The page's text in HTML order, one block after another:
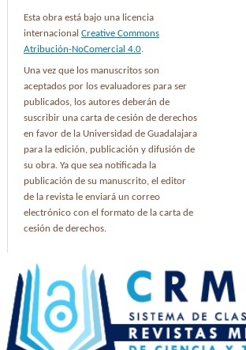
Esta obra está bajo una licencia
internacional Creative Commons
Atribución-NoComercial 4.0.
Una vez que los manuscritos son
aceptados por los evaluadores para ser
publicados, los autores deberán de
suscribir una carta de cesión de derechos
en favor de la Universidad de Guadalajara
para la edición, publicación y difusión de
su obra. Ya que sea notificada la
publicación de su manuscrito, el editor
de la revista le enviará un correo
electrónico con el formato de la carta de
cesión de derechos.